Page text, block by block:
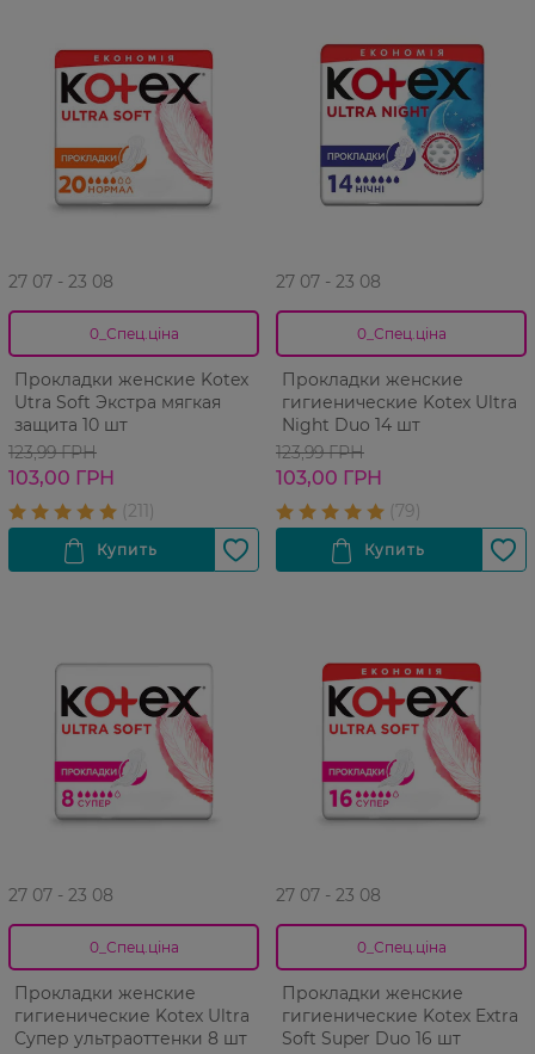
27 07 - 23 08
0_Спец.ціна
Прокладки женские Kotex
Utra Soft Экстра мягкая
защита 10 шт
123,99 ГРН
103,00 ГРН
27 07 - 23 08
0_Спец.ціна
Прокладки женские
гигиенические Kotex Ultra
Night Duo 14 шт
123,99 ГРН
103,00 ГРН
27 07 - 23 08
0_Спец.ціна
Прокладки женские
гигиенические Kotex Ultra
Супер ультраоттенки 8 шт
27 07 - 23 08
0_Спец.ціна
Прокладки женские
гигиенические Kotex Extra
Soft Super Duo 16 шт